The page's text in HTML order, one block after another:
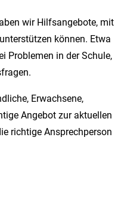
wir Hilfsangebote, mit
unterstützen können. Etwa
Problemen in der Schule,
Erwachsene,
Angebot zur aktuellen
richtige Ansprechperson